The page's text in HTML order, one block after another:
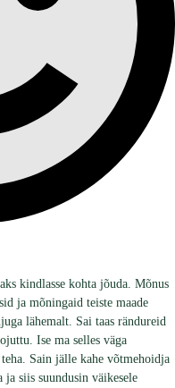
kindlasse kohta jõuda. Mõnus
ja mõningaid teiste maade
lähemalt. Sai taas rändureid
Ise ma selles väga
Sain jälle kahe võtmehoidja
siis suundusin väikesele